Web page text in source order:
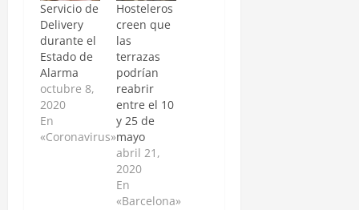
Servicio de
Delivery
durante el
Estado de
Alarma
octubre 8,
2020
En
«Coronavirus»
Hosteleros
creen que
las
terrazas
podrían
reabrir
entre el 10
y 25 de
mayo
abril 21,
2020
En
«Barcelona»